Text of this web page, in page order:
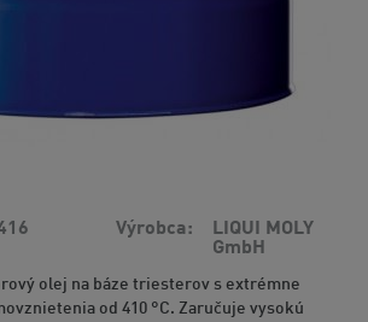
Výrobca
LIQUI MOLY
GmbH
olej na báze triesterov s extrémne
od 410 °C. Zaručuje vysokú